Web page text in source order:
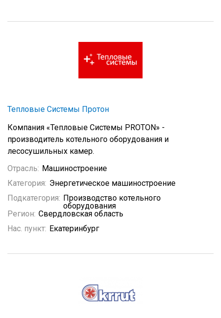
Тепловые Системы Протон
Компания «Тепловые Системы PROTON» -
производитель котельного оборудования и
лесосушильных камер.
Отрасль: Машиностроение
Категория: Энергетическое машиностроение
Подкатегория: Производство котельного
оборудования
Регион: Свердловская область
Нас. пункт: Екатеринбург